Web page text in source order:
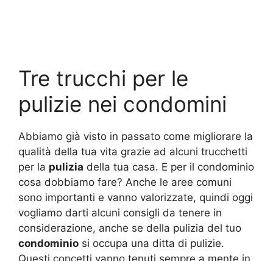
Tre trucchi per le
pulizie nei condomini
Abbiamo già visto in passato come migliorare la
qualità della tua vita grazie ad alcuni trucchetti
per la pulizia della tua casa. E per il condominio
cosa dobbiamo fare? Anche le aree comuni
sono importanti e vanno valorizzate, quindi oggi
vogliamo darti alcuni consigli da tenere in
considerazione, anche se della pulizia del tuo
condominio si occupa una ditta di pulizie.
Questi concetti vanno tenuti sempre a mente in